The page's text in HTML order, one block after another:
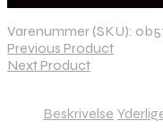
Varenummer (SKU):
Previous Product
Next Product
Beskrivelse